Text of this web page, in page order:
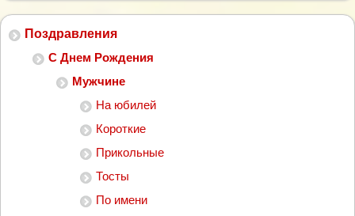
Поздравления
С Днем Рождения
Мужчине
На юбилей
Короткие
Прикольные
Тосты
По имени